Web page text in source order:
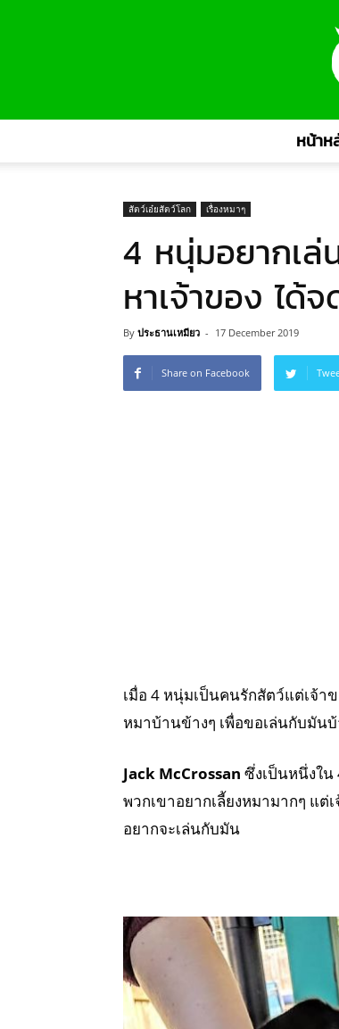
หน้า
สัตว์เอ๋ยสัตว์โลก เรื่องหมาๆ
4 หนุ่มอยากเล่
หาเจ้าของ ได้
By ประธานเหมียว - 17 December 2019
Share on Facebook
เมื่อ 4 หนุ่มเป็นคนรักสัตว์แต่เจ้า
หมาบ้านข้างๆ เพื่อขอเล่นกับมันบ้
Jack McCrossan ซึ่งเป็นหนึ่งใน
พวกเขาอยากเลี้ยงหมามากๆ แ
อยากจะเล่นกับมัน